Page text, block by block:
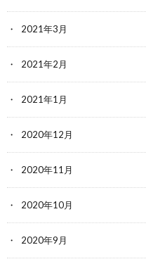
2021年3月
2021年2月
2021年1月
2020年12月
2020年11月
2020年10月
2020年9月